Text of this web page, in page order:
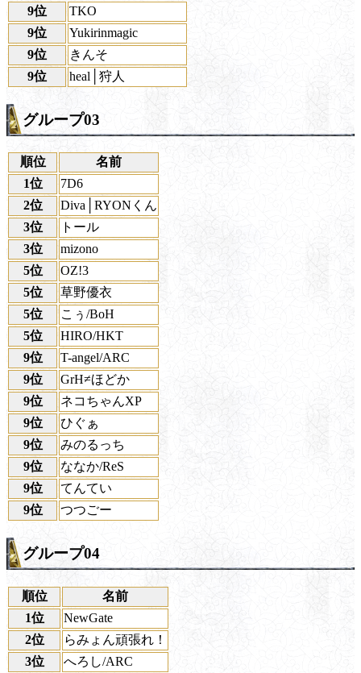
9位
TKO
9位
Yukirinmagic
9位
きんそ
9位
heal│狩人
グループ03
順位
名前
1位
7D6
2位
Diva│RYONくん
3位
トール
3位
mizono
5位
OZ!3
5位
草野優衣
5位
こぅ/BoH
5位
HIRO/HKT
9位
T-angel/ARC
9位
GrH≠ほどか
9位
ネコちゃんXP
9位
ひぐぁ
9位
みのるっち
9位
ななか/ReS
9位
てんてい
9位
つつごー
グループ04
順位
名前
1位
NewGate
2位
らみょん頑張れ！
3位
へろし/ARC